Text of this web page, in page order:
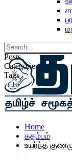
Posts
Categories
Tags
Home
கதம்பம்
உயர்ந்த